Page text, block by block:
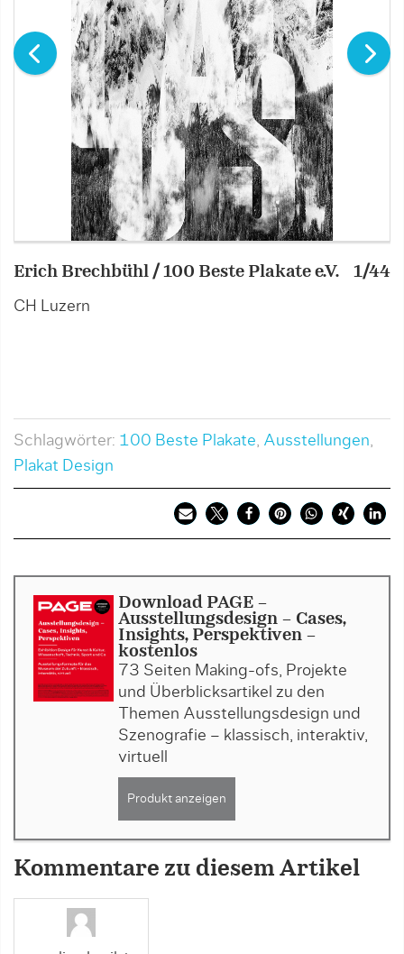
Erich Brechbühl / 100 Beste Plakate e.V.
CH Luzern
1/44
Schlagwörter: 100 Beste Plakate, Ausstellungen,
Plakat Design
Download PAGE -
Ausstellungsdesign - Cases,
Insights, Perspektiven -
kostenlos
73 Seiten Making-ofs, Projekte
und Überblicksartikel zu den
Themen Ausstellungsdesign und
Szenografie – klassisch, interaktiv,
virtuell
Produkt anzeigen
Kommentare zu diesem Artikel